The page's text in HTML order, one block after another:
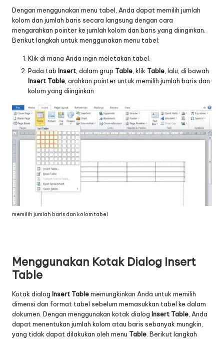
Dengan menggunakan menu tabel, Anda dapat memilih jumlah
kolom dan jumlah baris secara langsung dengan cara
mengarahkan pointer ke jumlah kolom dan baris yang diinginkan.
Berikut langkah untuk menggunakan menu tabel:
Klik di mana Anda ingin meletakan tabel.
Pada tab Insert , dalam grup Table , klik Table , lalu, di bawah
Insert Table , arahkan pointer untuk memilih jumlah baris dan
kolom yang diinginkan.
memilih jumlah baris dan kolom tabel
Menggunakan Kotak Dialog Insert
Table
Kotak dialog Insert Tablememungkinkan Anda untuk memilih
dimensi dan format tabel sebelum memasukkan tabel ke dalam
dokumen. Dengan menggunakan kotak dialog Insert Table , Anda
dapat menentukan jumlah kolom atau baris sebanyak mungkin,
yang tidak dapat dilakukan oleh menu Table . Berikut langkah